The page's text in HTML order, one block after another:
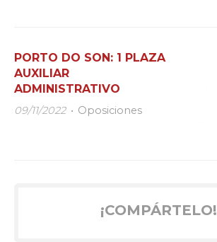
PORTO DO SON: 1 PLAZA
AUXILIAR
ADMINISTRATIVO
09/11/2022 Oposiciones
¡COMPÁRTELO!